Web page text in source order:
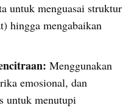
untuk menguasai struktur
hingga mengabaikan
Menggunakan
emosional, dan
untuk menutupi